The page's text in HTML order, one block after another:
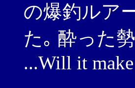
の爆釣ルア
た｡ 酔った
...Will it